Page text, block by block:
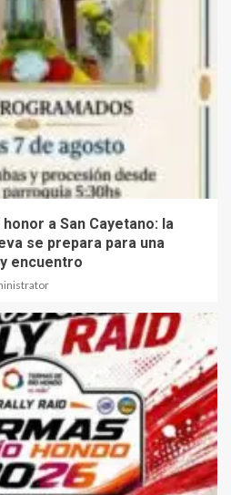
a San Cayetano: la
se prepara para una
encuentro